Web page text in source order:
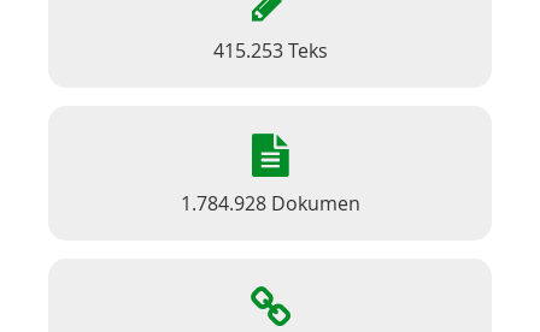
415.253 Teks
1.784.928 Dokumen